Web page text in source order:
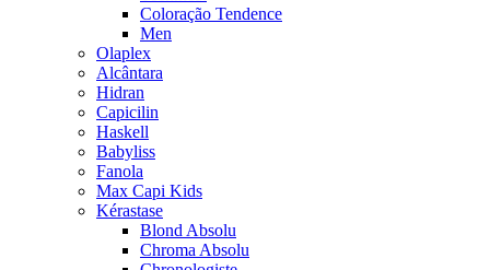
Coloração Tendence
Men
Olaplex
Alcântara
Hidran
Capicilin
Haskell
Babyliss
Fanola
Max Capi Kids
Kérastase
Blond Absolu
Chroma Absolu